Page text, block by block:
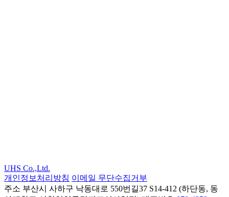
UHS Co.,Ltd.
개인정보처리방침 이메일 무단수집거부
주소 부산시 사하구 낙동대로 550번길37 S14-412 (하단동, 동